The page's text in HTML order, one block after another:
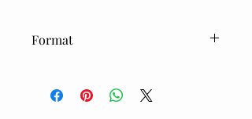
Format